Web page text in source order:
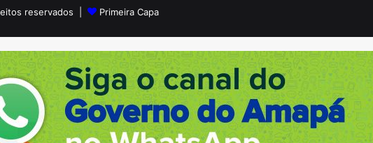
reservados | Primeira Capa